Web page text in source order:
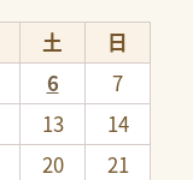
土
日
6
7
13
14
20
21